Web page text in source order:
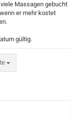
Massagen gebucht
er mehr kostet
gültig.